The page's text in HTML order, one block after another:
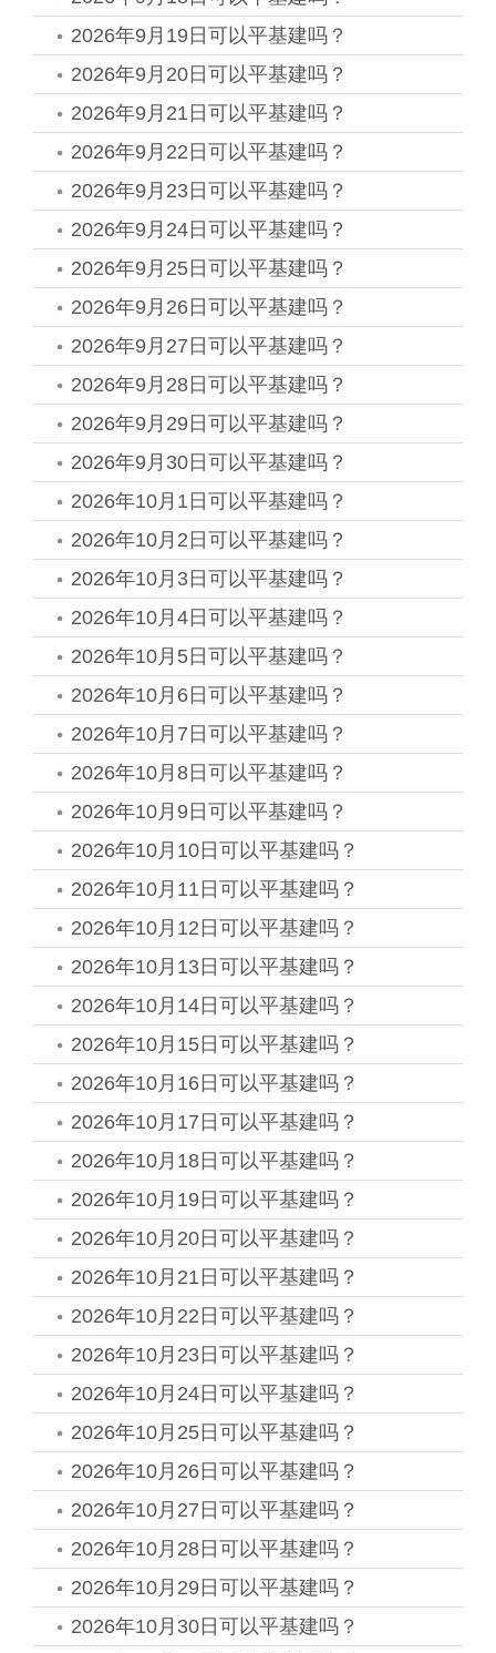
2026年9月19日可以平基建吗？
2026年9月20日可以平基建吗？
2026年9月21日可以平基建吗？
2026年9月22日可以平基建吗？
2026年9月23日可以平基建吗？
2026年9月24日可以平基建吗？
2026年9月25日可以平基建吗？
2026年9月26日可以平基建吗？
2026年9月27日可以平基建吗？
2026年9月28日可以平基建吗？
2026年9月29日可以平基建吗？
2026年9月30日可以平基建吗？
2026年10月1日可以平基建吗？
2026年10月2日可以平基建吗？
2026年10月3日可以平基建吗？
2026年10月4日可以平基建吗？
2026年10月5日可以平基建吗？
2026年10月6日可以平基建吗？
2026年10月7日可以平基建吗？
2026年10月8日可以平基建吗？
2026年10月9日可以平基建吗？
2026年10月10日可以平基建吗？
2026年10月11日可以平基建吗？
2026年10月12日可以平基建吗？
2026年10月13日可以平基建吗？
2026年10月14日可以平基建吗？
2026年10月15日可以平基建吗？
2026年10月16日可以平基建吗？
2026年10月17日可以平基建吗？
2026年10月18日可以平基建吗？
2026年10月19日可以平基建吗？
2026年10月20日可以平基建吗？
2026年10月21日可以平基建吗？
2026年10月22日可以平基建吗？
2026年10月23日可以平基建吗？
2026年10月24日可以平基建吗？
2026年10月25日可以平基建吗？
2026年10月26日可以平基建吗？
2026年10月27日可以平基建吗？
2026年10月28日可以平基建吗？
2026年10月29日可以平基建吗？
2026年10月30日可以平基建吗？